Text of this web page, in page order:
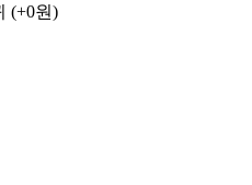
(+0원)